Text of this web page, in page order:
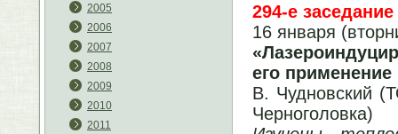
2005
2006
2007
2008
2009
2010
2011
294-е заседание
16 января
его
В. Чудновский
Черноголовка)